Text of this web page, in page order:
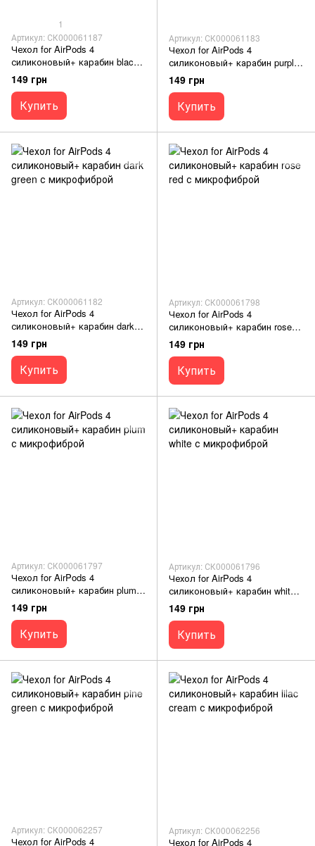
1
Артикул: СК000061187
Чехол for AirPods 4
силиконовый+ карабин black
с микрофиброй
149 грн
Купить
Артикул: СК000061183
Чехол for AirPods 4
силиконовый+ карабин purple
с микрофиброй
149 грн
Купить
Артикул: СК000061182
Чехол for AirPods 4
силиконовый+ карабин dark
green с микрофиброй
149 грн
Купить
Артикул: СК000061798
Чехол for AirPods 4
силиконовый+ карабин rose
red с микрофиброй
149 грн
Купить
Артикул: СК000061797
Чехол for AirPods 4
силиконовый+ карабин plum с
микрофиброй
149 грн
Купить
Артикул: СК000061796
Чехол for AirPods 4
силиконовый+ карабин white с
микрофиброй
149 грн
Купить
Артикул: СК000062257
Чехол for AirPods 4
Артикул: СК000062256
Чехол for AirPods 4